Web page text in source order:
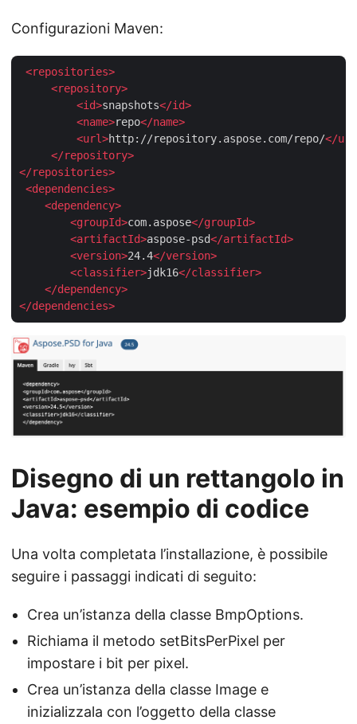
Configurazioni Maven:
<repositories>
<repository>
<id>snapshots</id>
<name>repo</name>
<url>http://repository.aspose.com/repo/</url
</repository>
</repositories>
<dependencies>
<dependency>
<groupId>com.aspose</groupId>
<artifactId>aspose-psd</artifactId>
<version>24.4</version>
<classifier>jdk16</classifier>
</dependency>
</dependencies>
Disegno di un rettangolo in
Java: esempio di codice
Una volta completata l’installazione, è possibile
seguire i passaggi indicati di seguito:
Crea un’istanza della classe BmpOptions.
Richiama il metodo setBitsPerPixel per
impostare i bit per pixel.
Crea un’istanza della classe Image e
inizializzala con l’oggetto della classe